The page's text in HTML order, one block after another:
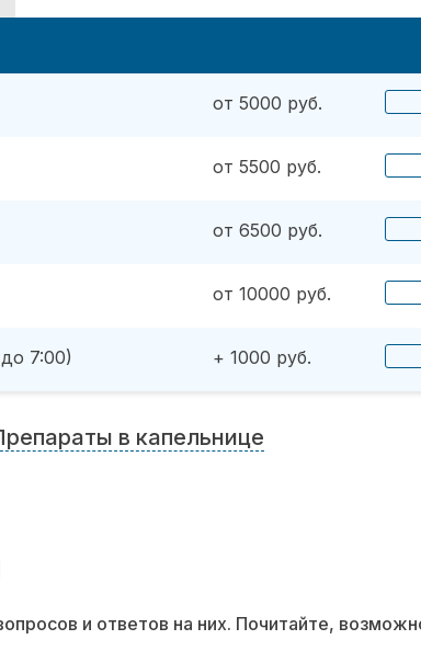
от 5000 руб.
от 5500 руб.
от 6500 руб.
от 10000 руб.
7:00) + 1000 руб.
в капельнице
и ответов на них. Почитайте,